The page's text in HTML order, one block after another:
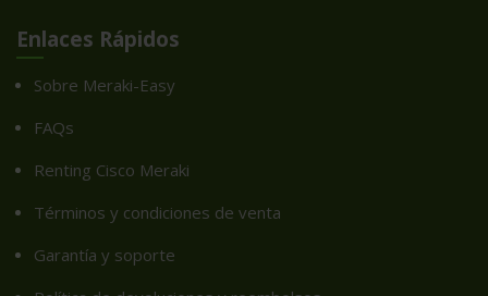
Enlaces Rápidos
Sobre Meraki-Easy
FAQs
Renting Cisco Meraki
Términos y condiciones de venta
Garantía y soporte